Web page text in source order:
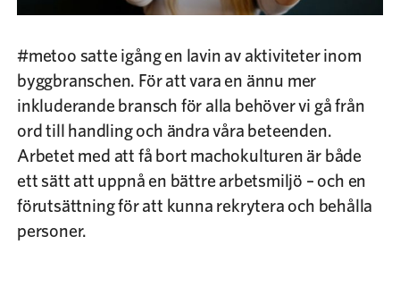
#metoo satte igång en lavin av aktiviteter inom
byggbranschen. För att vara en ännu mer
inkluderande bransch för alla behöver vi gå från
ord till handling och ändra våra beteenden.
Arbetet med att få bort machokulturen är både
ett sätt att uppnå en bättre arbetsmiljö – och en
förutsättning för att kunna rekrytera och behålla
personer.